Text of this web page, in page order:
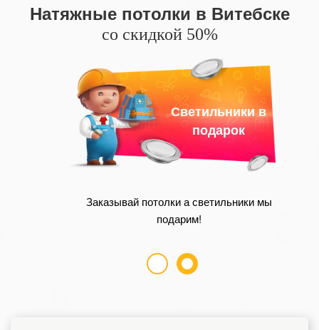
Натяжные потолки в Витебске
со скидкой 50%
Светильники в
подарок
Заказывай потолки а светильники мы
подарим!